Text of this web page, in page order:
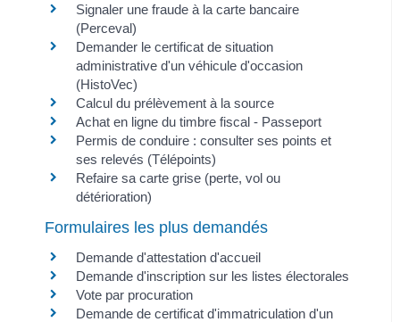
Signaler une fraude à la carte bancaire
(Perceval)
Demander le certificat de situation
administrative d'un véhicule d'occasion
(HistoVec)
Calcul du prélèvement à la source
Achat en ligne du timbre fiscal - Passeport
Permis de conduire : consulter ses points et
ses relevés (Télépoints)
Refaire sa carte grise (perte, vol ou
détérioration)
Formulaires les plus demandés
Demande d'attestation d'accueil
Demande d'inscription sur les listes électorales
Vote par procuration
Demande de certificat d'immatriculation d'un